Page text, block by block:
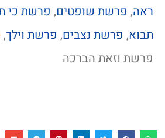
ראה, פרשת שופטים, פרשת כי
תבוא, פרשת נצבים, פרשת וילך,
פרשת וזאת הברכה